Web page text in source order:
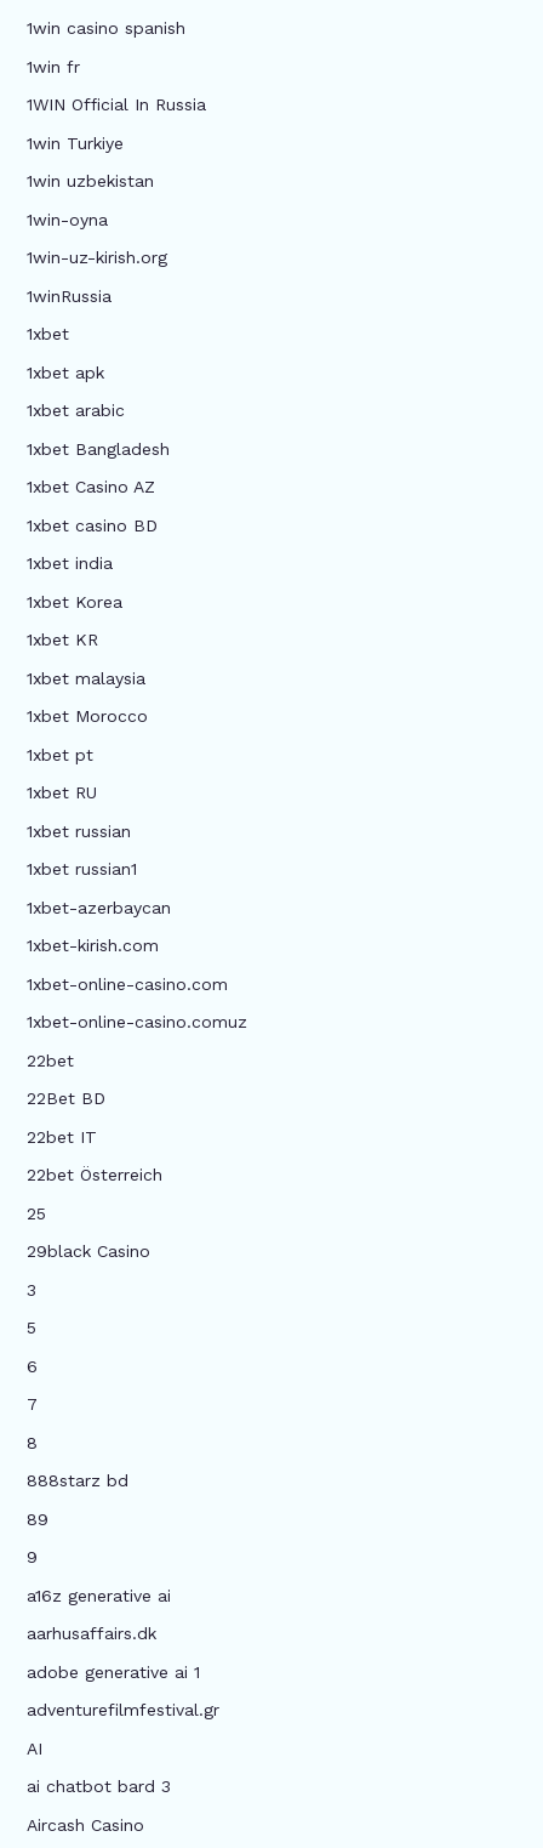
1win casino spanish
1win fr
1WIN Official In Russia
1win Turkiye
1win uzbekistan
1win-oyna
1win-uz-kirish.org
1winRussia
1xbet
1xbet apk
1xbet arabic
1xbet Bangladesh
1xbet Casino AZ
1xbet casino BD
1xbet india
1xbet Korea
1xbet KR
1xbet malaysia
1xbet Morocco
1xbet pt
1xbet RU
1xbet russian
1xbet russian1
1xbet-azerbaycan
1xbet-kirish.com
1xbet-online-casino.com
1xbet-online-casino.comuz
22bet
22Bet BD
22bet IT
22bet Österreich
25
29black Casino
3
5
6
7
8
888starz bd
89
9
a16z generative ai
aarhusaffairs.dk
adobe generative ai 1
adventurefilmfestival.gr
AI
ai chatbot bard 3
Aircash Casino